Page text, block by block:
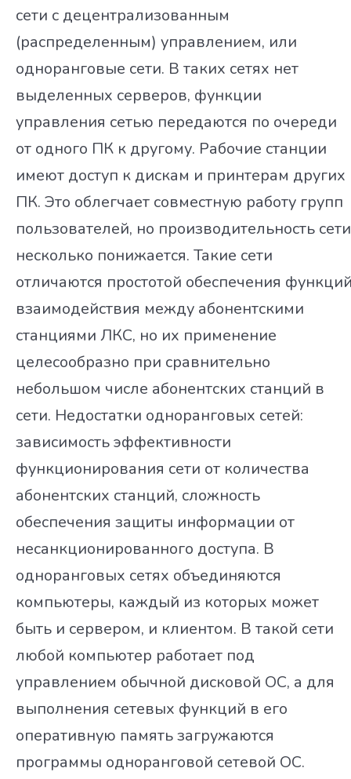
сети с децентрализованным
(распределенным) управлением, или
одноранговые сети. В таких сетях нет
выделенных серверов, функции
управления сетью передаются по очереди
от одного ПК к другому. Рабочие станции
имеют доступ к дискам и принтерам других
ПК. Это облегчает совместную работу групп
пользователей, но производительность сети
несколько понижается. Такие сети
отличаются простотой обеспечения
взаимодействия между абонентскими
станциями ЛКС, но их применение
целесообразно при сравнительно
небольшом числе абонентских станций в
сети. Недостатки одноранговых сетей:
зависимость эффективности
функционирования сети от количества
абонентских станций, сложность
обеспечения защиты информации от
несанкционированного доступа. В
одноранговых сетях объединяются
компьютеры, каждый из которых может
быть и сервером, и клиентом. В такой сети
любой компьютер работает под
управлением обычной дисковой ОС, а для
выполнения сетевых функций в его
оперативную память загружаются
программы одноранговой сетевой ОС.